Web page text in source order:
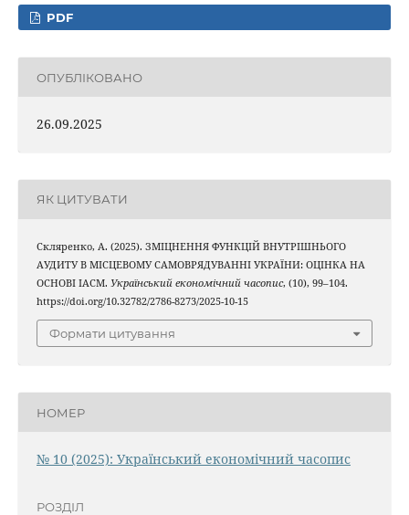
PDF
ОПУБЛІКОВАНО
26.09.2025
ЯК ЦИТУВАТИ
Скляренко, А. (2025). ЗМІЦНЕННЯ ФУНКЦІЙ ВНУТРІШНЬОГО
АУДИТУ В МІСЦЕВОМУ САМОВРЯДУВАННІ УКРАЇНИ: ОЦІНКА НА
ОСНОВІ IACM. Український економічний часопис, (10), 99–104.
https://doi.org/10.32782/2786-8273/2025-10-15
Формати цитування
НОМЕР
№ 10 (2025): Український економічний часопис
РОЗДІЛ